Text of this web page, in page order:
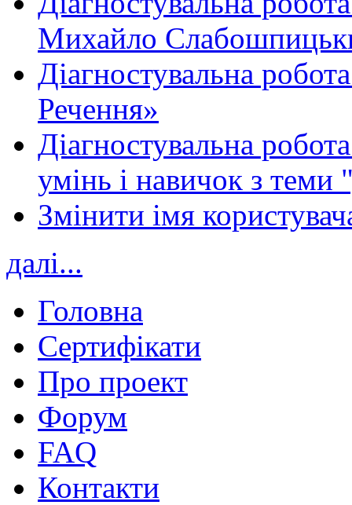
Михайло
Діагностувальна
Речення»
Діагностувальна
умінь і навичок з теми
Змінити імя
далі...
Головна
Сертифікати
Про проект
Форум
FAQ
Контакти